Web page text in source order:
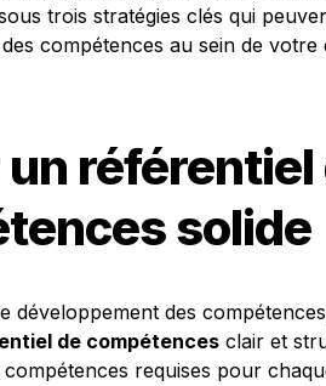
trois stratégies clés qui
compétences au sein de votre
référentiel
solide
développement des
de compétences clair et
requises pour